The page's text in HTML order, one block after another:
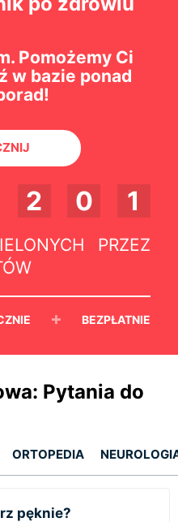
Pomożemy Ci
w bazie ponad
2 0 1
PRZEZ
+ BEZPŁATNIE
Pytania do
ORTOPEDIA
pęknie?